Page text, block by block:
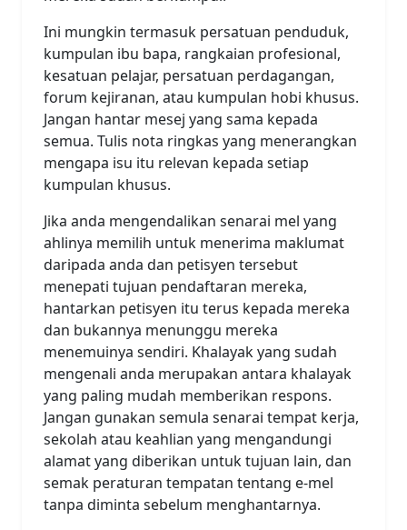
Ini mungkin termasuk persatuan penduduk,
kumpulan ibu bapa, rangkaian profesional,
kesatuan pelajar, persatuan perdagangan,
forum kejiranan, atau kumpulan hobi khusus.
Jangan hantar mesej yang sama kepada
semua. Tulis nota ringkas yang menerangkan
mengapa isu itu relevan kepada setiap
kumpulan khusus.
Jika anda mengendalikan senarai mel yang
ahlinya memilih untuk menerima maklumat
daripada anda dan petisyen tersebut
menepati tujuan pendaftaran mereka,
hantarkan petisyen itu terus kepada mereka
dan bukannya menunggu mereka
menemuinya sendiri. Khalayak yang sudah
mengenali anda merupakan antara khalayak
yang paling mudah memberikan respons.
Jangan gunakan semula senarai tempat kerja,
sekolah atau keahlian yang mengandungi
alamat yang diberikan untuk tujuan lain, dan
semak peraturan tempatan tentang e-mel
tanpa diminta sebelum menghantarnya.